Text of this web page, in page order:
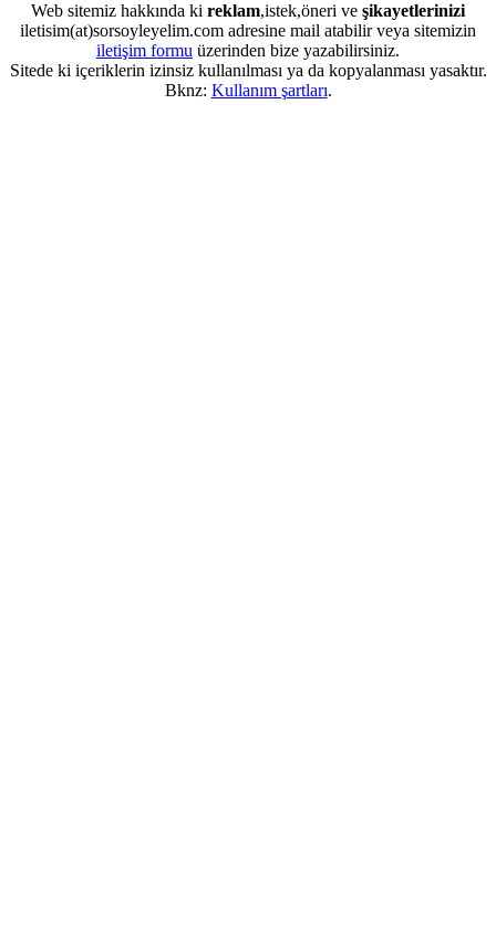
Web sitemiz hakkında ki reklam,istek,öneri ve şikayetlerinizi
iletisim(at)sorsoyleyelim.com adresine mail atabilir veya sitemizin
iletişim formu üzerinden bize yazabilirsiniz.
Sitede ki içeriklerin izinsiz kullanılması ya da kopyalanması yasaktır.
Bknz: Kullanım şartları.